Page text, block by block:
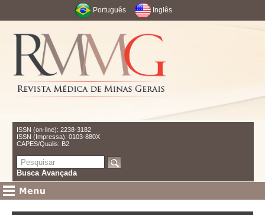
Português Inglês
ISSN (on-line): 2238-3182
ISSN (Impressa): 0103-880X
CAPES/Qualis: B2
Busca Avançada